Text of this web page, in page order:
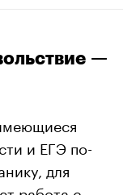
—
и ЕГЭ по-
для